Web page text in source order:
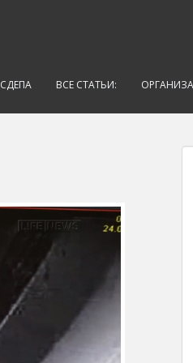
ВСЕ СТАТЬИ: